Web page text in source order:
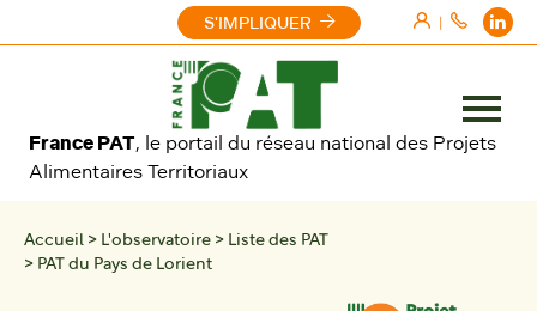
|
France PAT, le portail du réseau national des Projets
Alimentaires Territoriaux
S'IMPLIQUER
Ouvrir
le
Accueil > L'observatoire > Liste des PAT
> PAT du Pays de Lorient